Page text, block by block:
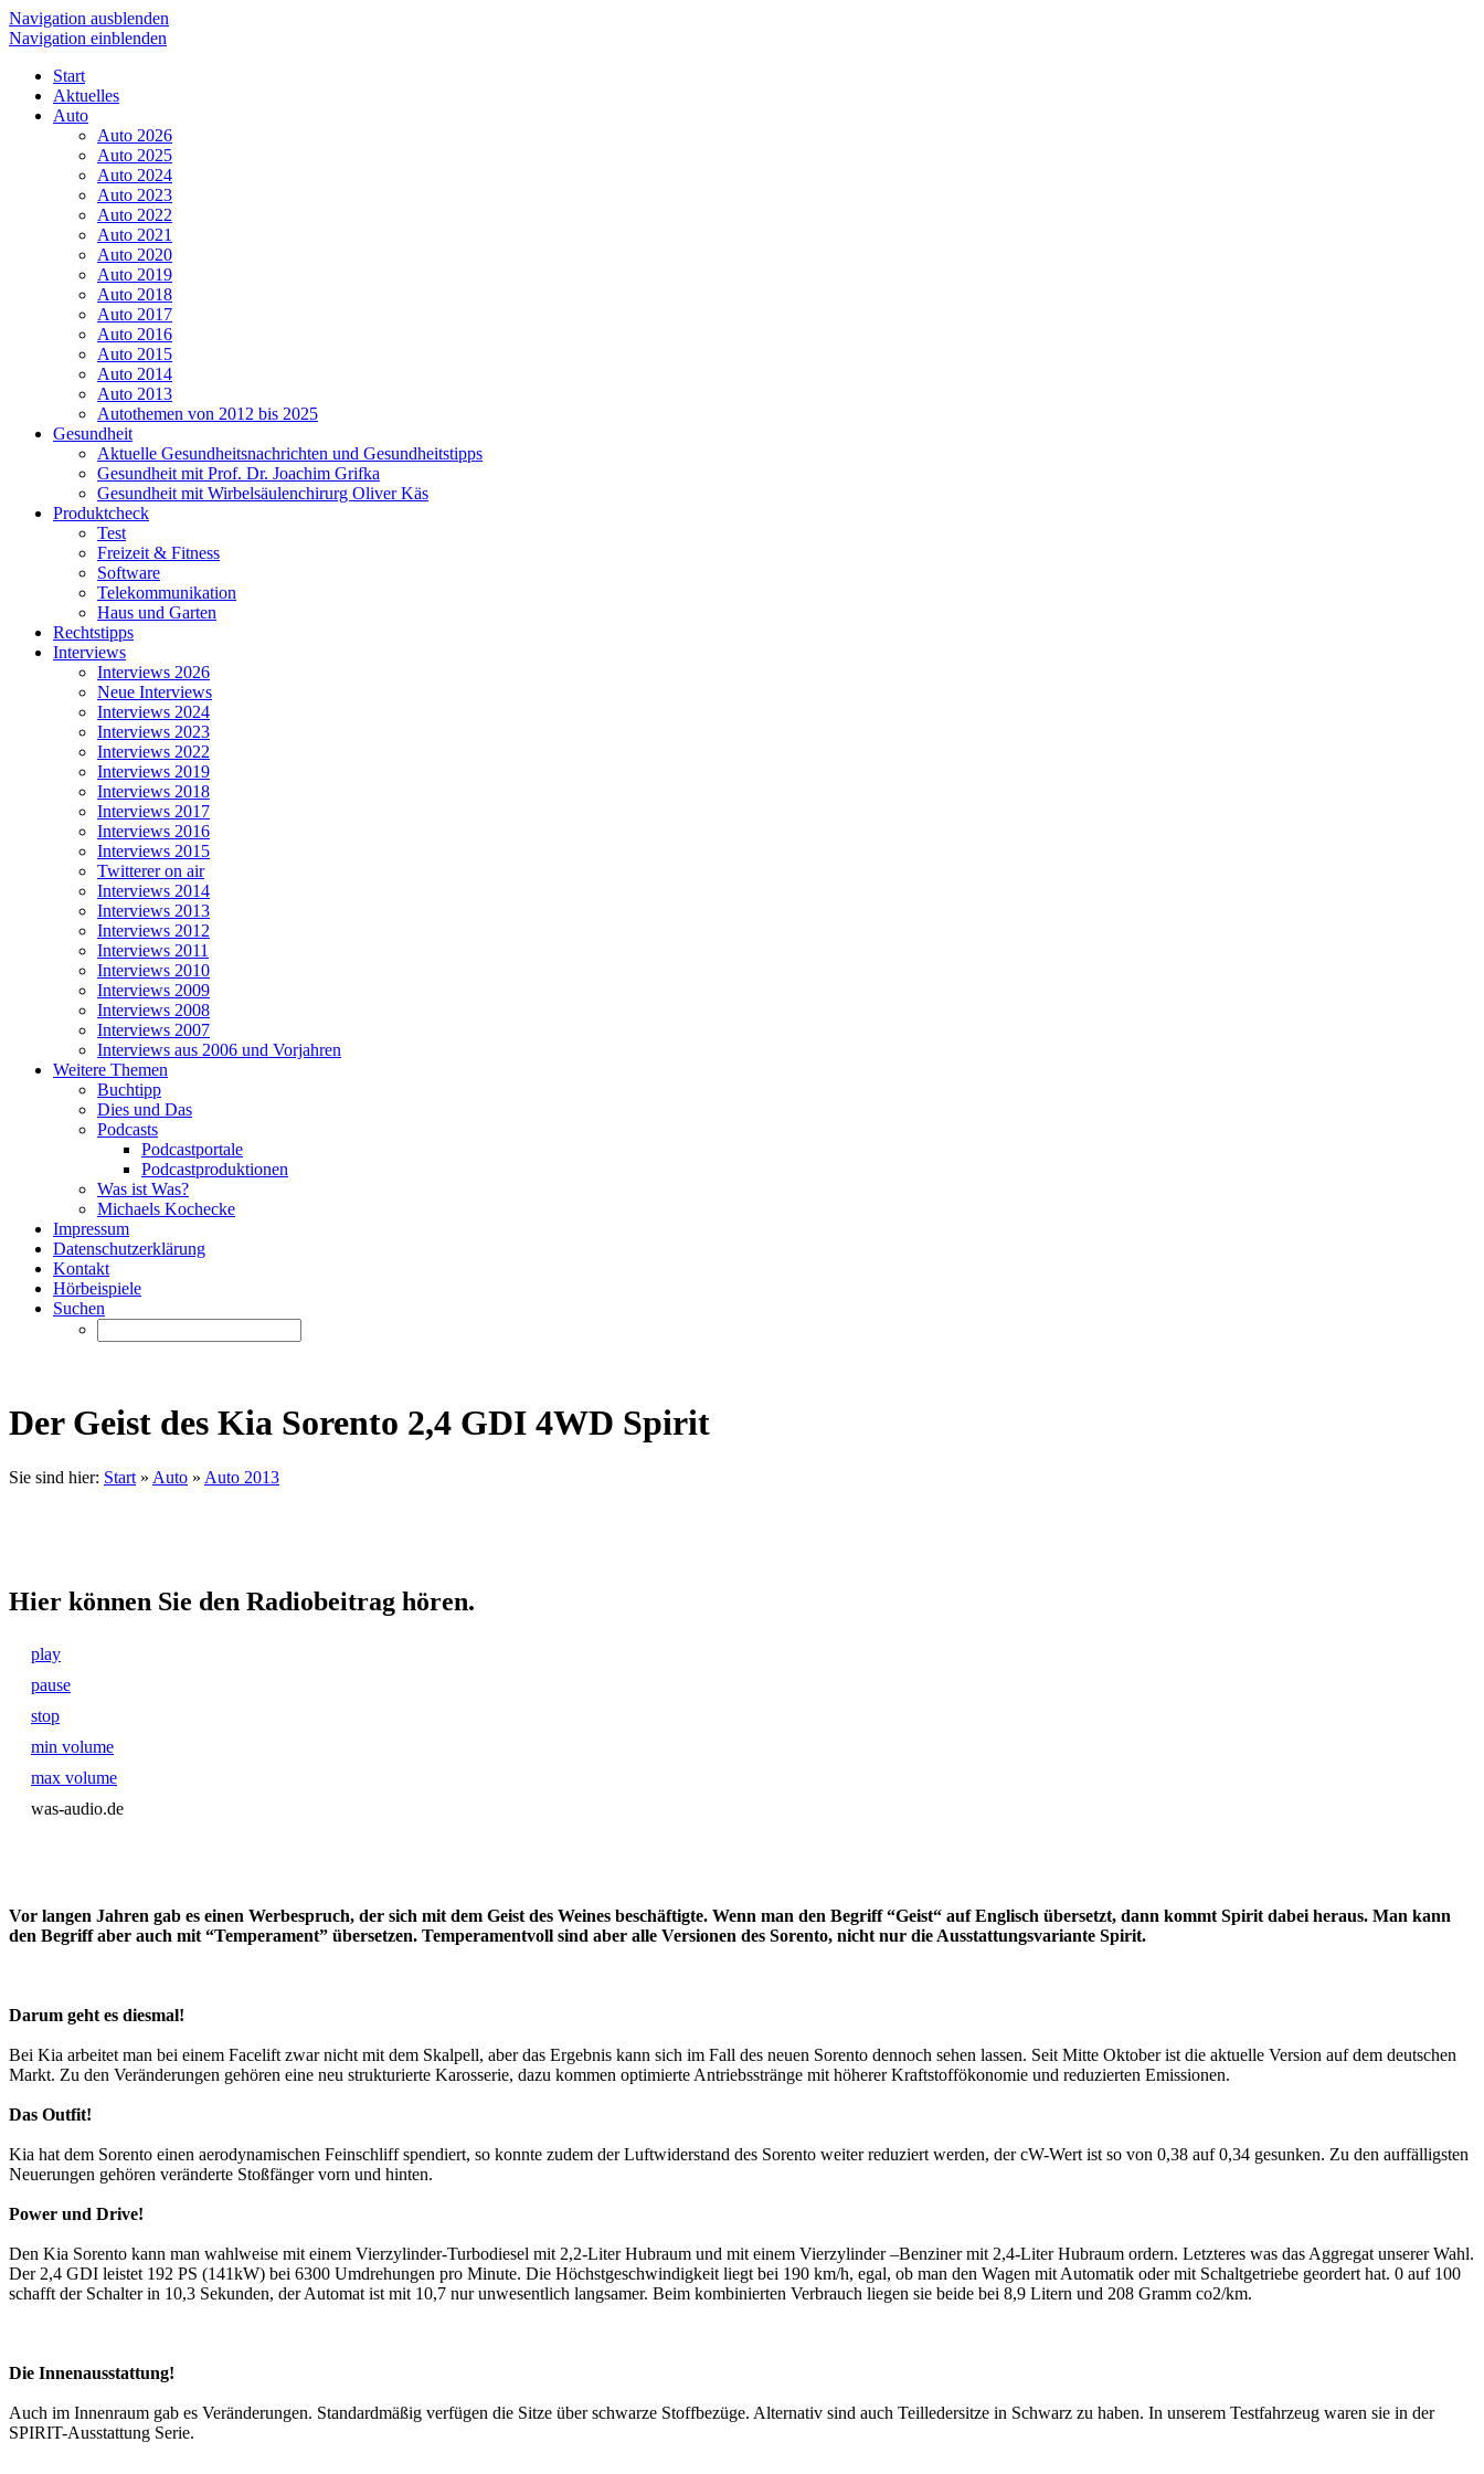
Navigation ausblenden
Navigation einblenden
Start
Aktuelles
Auto
Auto 2026
Auto 2025
Auto 2024
Auto 2023
Auto 2022
Auto 2021
Auto 2020
Auto 2019
Auto 2018
Auto 2017
Auto 2016
Auto 2015
Auto 2014
Auto 2013
Autothemen von 2012 bis 2025
Gesundheit
Aktuelle Gesundheitsnachrichten und Gesundheitstipps
Gesundheit mit Prof. Dr. Joachim Grifka
Gesundheit mit Wirbelsäulenchirurg Oliver Käs
Produktcheck
Test
Freizeit & Fitness
Software
Telekommunikation
Haus und Garten
Rechtstipps
Interviews
Interviews 2026
Neue Interviews
Interviews 2024
Interviews 2023
Interviews 2022
Interviews 2019
Interviews 2018
Interviews 2017
Interviews 2016
Interviews 2015
Twitterer on air
Interviews 2014
Interviews 2013
Interviews 2012
Interviews 2011
Interviews 2010
Interviews 2009
Interviews 2008
Interviews 2007
Interviews aus 2006 und Vorjahren
Weitere Themen
Buchtipp
Dies und Das
Podcasts
Podcastportale
Podcastproduktionen
Was ist Was?
Michaels Kochecke
Impressum
Datenschutzerklärung
Kontakt
Hörbeispiele
Suchen
Der Geist des Kia Sorento 2,4 GDI 4WD Spirit
Sie sind hier: Start » Auto » Auto 2013
Hier können Sie den Radiobeitrag hören.
play
pause
stop
min volume
max volume
was-audio.de
Vor langen Jahren gab es einen Werbespruch, der sich mit dem Geist des Weines beschäftigte. Wenn man den Begriff “Geist“ auf Englisch übersetzt, dann kommt Spirit dabei heraus. Man kann
den Begriff aber auch mit “Temperament” übersetzen. Temperamentvoll sind aber alle Versionen des Sorento, nicht nur die Ausstattungsvariante Spirit.
Darum geht es diesmal!
Bei Kia arbeitet man bei einem Facelift zwar nicht mit dem Skalpell, aber das Ergebnis kann sich im Fall des neuen Sorento dennoch sehen lassen. Seit Mitte Oktober ist die aktuelle Version auf dem deutschen
Markt. Zu den Veränderungen gehören eine neu strukturierte Karosserie, dazu kommen optimierte Antriebsstränge mit höherer Kraftstoffökonomie und reduzierten Emissionen.
Das Outfit!
Kia hat dem Sorento einen aerodynamischen Feinschliff spendiert, so konnte zudem der Luftwiderstand des Sorento weiter reduziert werden, der cW-Wert ist so von 0,38 auf 0,34 gesunken. Zu den auffälligsten
Neuerungen gehören veränderte Stoßfänger vorn und hinten.
Power und Drive!
Den Kia Sorento kann man wahlweise mit einem Vierzylinder-Turbodiesel mit 2,2-Liter Hubraum und mit einem Vierzylinder –Benziner mit 2,4-Liter Hubraum ordern. Letzteres was das Aggregat unserer Wahl.
Der 2,4 GDI leistet 192 PS (141kW) bei 6300 Umdrehungen pro Minute. Die Höchstgeschwindigkeit liegt bei 190 km/h, egal, ob man den Wagen mit Automatik oder mit Schaltgetriebe geordert hat. 0 auf 100
schafft der Schalter in 10,3 Sekunden, der Automat ist mit 10,7 nur unwesentlich langsamer. Beim kombinierten Verbrauch liegen sie beide bei 8,9 Litern und 208 Gramm co2/km.
Die Innenausstattung!
Auch im Innenraum gab es Veränderungen. Standardmäßig verfügen die Sitze über schwarze Stoffbezüge. Alternativ sind auch Teilledersitze in Schwarz zu haben. In unserem Testfahrzeug waren sie in der
SPIRIT-Ausstattung Serie.